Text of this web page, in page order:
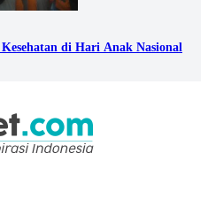
di Hari Anak Nasional